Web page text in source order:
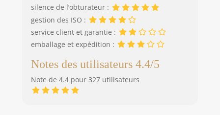
silence de l’obturateur :
gestion des ISO :
service client et garantie :
emballage et expédition :
Notes des utilisateurs 4.4/5
Note de 4.4 pour 327 utilisateurs